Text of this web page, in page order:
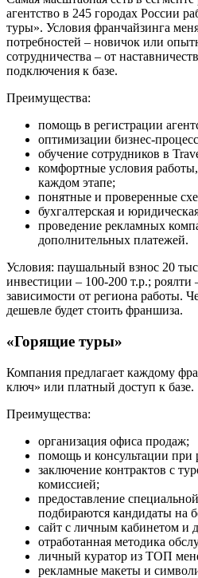
агентство в 245 городах России
туры». Условия франчайзинга
потребностей – новичок или
сотрудничества – от
подключения к базе.
Преимущества:
помощь в регистрации
оптимизации бизнес-
обучение сотрудников в
комфортные условия
каждом этапе;
понятные и проверенные
бухгалтерская и
проведение рекламных
дополнительных платежей.
Условия: паушальный взнос 20
инвестиции – 100-200 т.р.; роялти
зависимости от региона работы.
дешевле будет стоить франшиза.
«Горящие туры»
Компания предлагает каждому
ключ» или платный доступ к базе.
Преимущества:
организация офиса продаж;
помощь и консультации при
заключение контрактов с
комиссией;
предоставление
подбираются кандидаты на
сайт с личным кабинетом и
отработанная методика
личный куратор из ТОП
рекламные макеты и